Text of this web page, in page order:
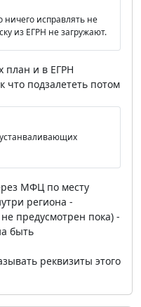
ничего исправлять не
из ЕГРН не загружают.
план и в ЕГРН
что подзалететь потом
МФЦ по месту
региона -
предусмотрен пока) -
быть
реквизиты этого